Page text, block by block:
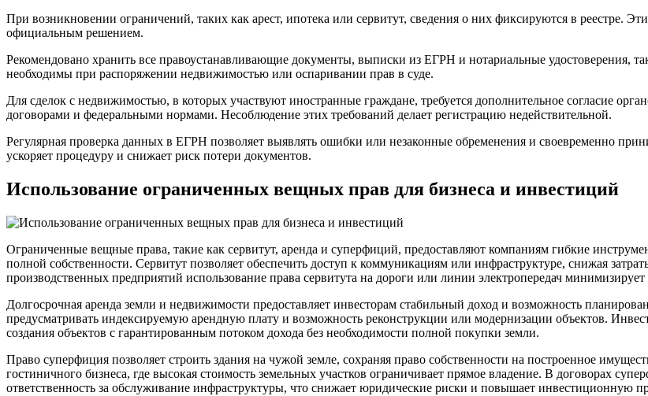
При возникновении ограничений, таких как арест, ипотека или сервитут, сведения о них фиксируются в реестре.
официальным решением.
Рекомендовано хранить все правоустанавливающие документы, выписки из ЕГРН и нотариальные удостоверения,
необходимы при распоряжении недвижимостью или оспаривании прав в суде.
Для сделок с недвижимостью, в которых участвуют иностранные граждане, требуется дополнительное согласие
договорами и федеральными нормами. Несоблюдение этих требований делает регистрацию недействительной.
Регулярная проверка данных в ЕГРН позволяет выявлять ошибки или незаконные обременения и своевременно
ускоряет процедуру и снижает риск потери документов.
Использование ограниченных вещных прав для бизнеса и инвестиций
Ограниченные вещные права, такие как сервитут, аренда и суперфиций, предоставляют компаниям гибкие
полной собственности. Сервитут позволяет обеспечить доступ к коммуникациям или инфраструктуре, снижая
производственных предприятий использование права сервитута на дороги или линии электропередач
Долгосрочная аренда земли и недвижимости предоставляет инвесторам стабильный доход и возможность
предусматривать индексируемую арендную плату и возможность реконструкции или модернизации объектов.
создания объектов с гарантированным потоком дохода без необходимости полной покупки земли.
Право суперфиция позволяет строить здания на чужой земле, сохраняя право собственности на построенное
гостиничного бизнеса, где высокая стоимость земельных участков ограничивает прямое владение. В договорах
ответственность за обслуживание инфраструктуры, что снижает юридические риски и повышает инвестиционную